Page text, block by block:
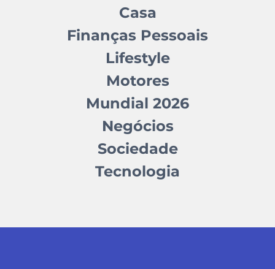
Casa
Finanças Pessoais
Lifestyle
Motores
Mundial 2026
Negócios
Sociedade
Tecnologia